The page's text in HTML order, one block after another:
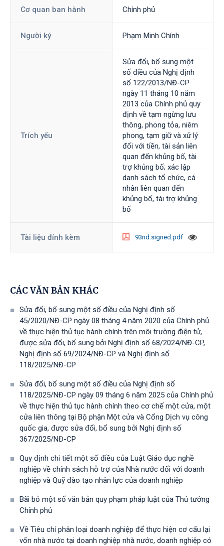
Cơ quan ban hành Chính phủ
Người ký Phạm Minh Chính
Trích yếu
Sửa đổi, bổ sung một
số điều của Nghị định
số 122/2013/NĐ-CP
ngày 11 tháng 10 năm
2013 của Chính phủ quy
định về tạm ngừng lưu
thông, phong tỏa, niêm
phong, tạm giữ và xử lý
đối với tiền, tài sản liên
quan đến khủng bố, tài
trợ khủng bố; xác lập
danh sách tổ chức, cá
nhân liên quan đến
khủng bố, tài trợ khủng
bố
Tài liệu đính kèm 93nd.signed.pdf
CÁC VĂN BẢN KHÁC
Sửa đổi, bổ sung một số điều của Nghị định số
45/2020/NĐ-CP ngày 08 tháng 4 năm 2020 của Chính phủ
về thực hiện thủ tục hành chính trên môi trường điện tử,
được sửa đổi, bổ sung bởi Nghị định số 68/2024/NĐ-CP,
Nghị định số 69/2024/NĐ-CP và Nghị định số
118/2025/NĐ-СР
Sửa đổi, bổ sung một số điều của Nghị định số
118/2025/NĐ-CP ngày 09 tháng 6 năm 2025 của Chính phủ
về thực hiện thủ tục hành chính theo cơ chế một cửa, một
cửa liên thông tại Bộ phận Một cửa và Cổng Dịch vụ công
quốc gia, được sửa đổi, bổ sung bởi Nghị định số
367/2025/NĐ-СР
Quy định chi tiết một số điều của Luật Giáo dục nghề
nghiệp về chính sách hỗ trợ của Nhà nước đối với doanh
nghiệp và Quỹ đào tạo nhân lực của doanh nghiệp
Bãi bỏ một số văn bản quy phạm pháp luật của Thủ tướng
Chính phủ
Về Tiêu chí phân loại doanh nghiệp để thực hiện cơ cấu lại
vốn nhà nước tại doanh nghiệp nhà nước, doanh nghiệp có